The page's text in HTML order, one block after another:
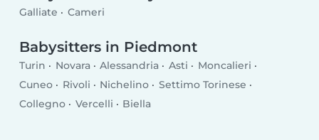
Galliate Cameri
Babysitters in Piedmont
Turin Novara Alessandria Asti
Moncalieri
Cuneo
Rivoli Nichelino
Settimo Torinese
Collegno
Vercelli Biella